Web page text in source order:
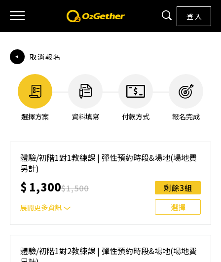
登 入
取消報名
選擇方案 資料填寫 付款方式 報名完成
體驗/初階1對1教練課 | 彈性預約時段&場地(場地費
另計)
$ 1,300$1,500
展開更多資訊
剩餘3組
選擇
球俱樂部)⚠️ 報名前請先參閱【報名與課程異動規則】，報
名後視為您已同意上述規則。
體驗/初階1對2教練課 | 彈性預約時段&場地(場地費